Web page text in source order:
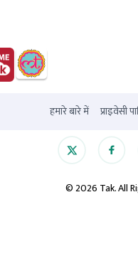
हमारे बारे में प्राइवेसी
©2026 Tak. All